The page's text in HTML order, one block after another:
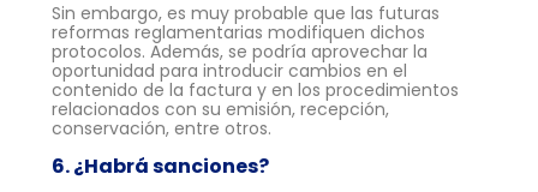
Sin embargo, es muy probable que las futuras
reformas reglamentarias modifiquen dichos
protocolos. Además, se podría aprovechar la
oportunidad para introducir cambios en el
contenido de la factura y en los procedimientos
relacionados con su emisión, recepción,
conservación, entre otros.
6. ¿Habrá sanciones?